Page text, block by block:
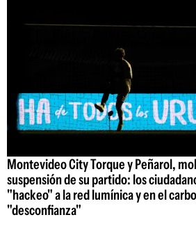
Montevideo City Torque y Peñarol,
suspensión de su partido: los
"hackeo" a la red lumínica y en el
"desconfianza"